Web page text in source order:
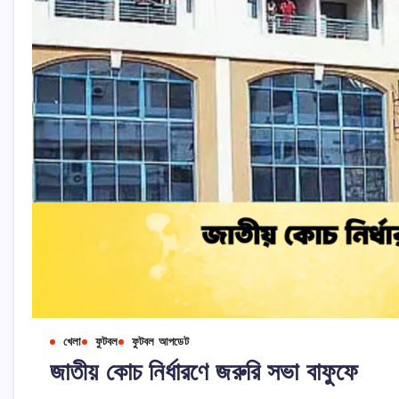
খেলা ফুটবল ফুটবল আপডেট
জাতীয় কোচ নির্ধারণে জরুরি সভা বাফুফে